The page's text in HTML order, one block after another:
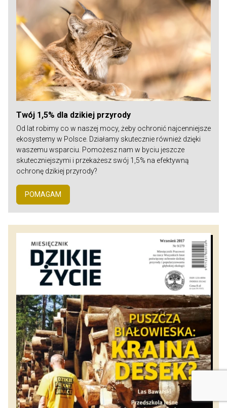
Twój 1,5% dla dzikiej przyrody
Od lat robimy co w naszej mocy, żeby ochronić najcenniejsze
ekosystemy w Polsce. Działamy skutecznie również dzięki
waszemu wsparciu. Pomożesz nam w byciu jeszcze
skuteczniejszymi i przekażesz swój 1,5% na efektywną
ochronę dzikiej przyrody?
POMAGAM